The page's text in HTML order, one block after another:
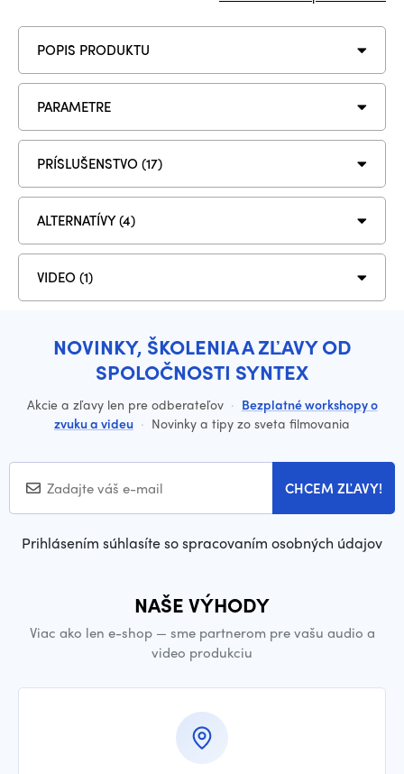
POPIS PRODUKTU
PARAMETRE
PRÍSLUŠENSTVO (17)
ALTERNATÍVY (4)
VIDEO (1)
NOVINKY, ŠKOLENIA A ZĽAVY OD
SPOLOČNOSTI SYNTEX
Akcie a zľavy len pre odberateľov · Bezplatné workshopy o
zvuku a videu · Novinky a tipy zo sveta filmovania
CHCEM ZĽAVY!
Prihlásením súhlasíte so spracovaním osobných údajov
NAŠE VÝHODY
Viac ako len e-shop — sme partnerom pre vašu audio a
video produkciu